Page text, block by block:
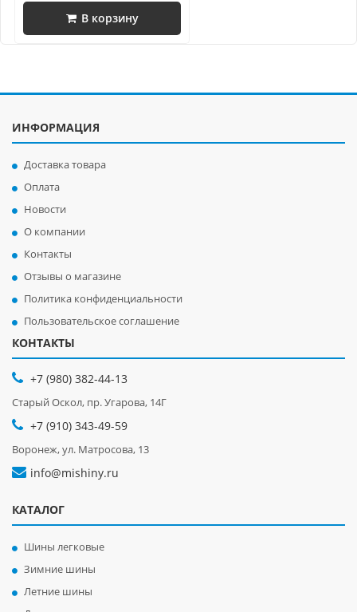
В корзину
ИНФОРМАЦИЯ
Доставка товара
Оплата
Новости
О компании
Контакты
Отзывы о магазине
Политика конфиденциальности
Пользовательское соглашение
КОНТАКТЫ
+7 (980) 382-44-13
Старый Оскол, пр. Угарова, 14Г
+7 (910) 343-49-59
Воронеж, ул. Матросова, 13
info@mishiny.ru
КАТАЛОГ
Шины легковые
Зимние шины
Летние шины